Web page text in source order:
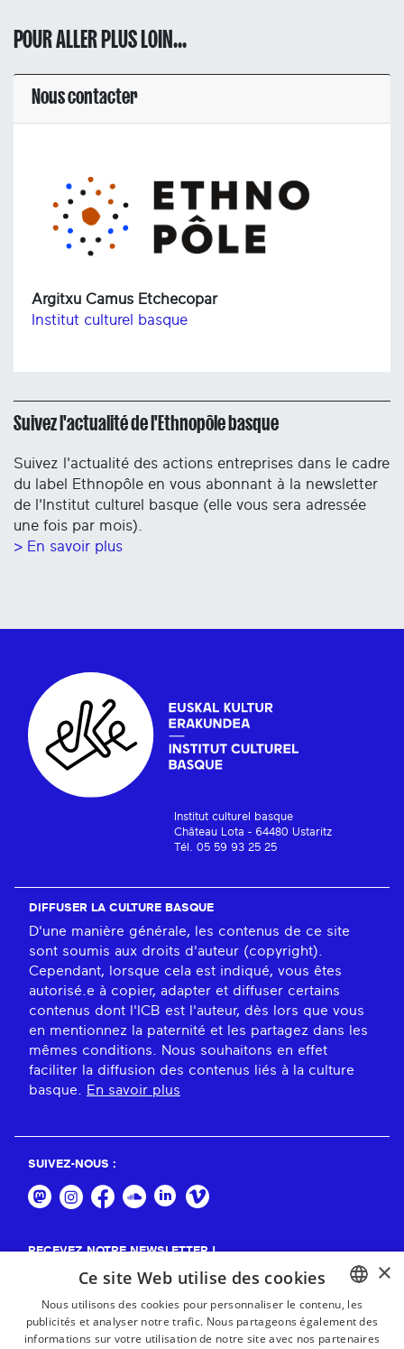
POUR ALLER PLUS LOIN...
Nous contacter
Argitxu Camus Etchecopar
Institut culturel basque
Suivez l'actualité de l'Ethnopôle basque
Suivez l'actualité des actions entreprises dans le cadre
du label Ethnopôle en vous abonnant à la newsletter
de l'Institut culturel basque (elle vous sera adressée
une fois par mois).
> En savoir plus
Institut culturel basque
Château Lota - 64480 Ustaritz
Tél. 05 59 93 25 25
DIFFUSER LA CULTURE BASQUE
D'une manière générale, les contenus de ce site
sont soumis aux droits d'auteur (copyright).
Cependant, lorsque cela est indiqué, vous êtes
autorisé.e à copier, adapter et diffuser certains
contenus dont l'ICB est l'auteur, dès lors que vous
en mentionnez la paternité et les partagez dans les
mêmes conditions. Nous souhaitons en effet
faciliter la diffusion des contenus liés à la culture
basque.
En savoir plus
SUIVEZ-NOUS :
RECEVEZ NOTRE NEWSLETTER !
BASQUE
×
Ce site Web utilise des cookies
Nous utilisons des cookies pour personnaliser le contenu, les
publicités et analyser notre trafic. Nous partageons également des
informations sur votre utilisation de notre site avec nos partenaires